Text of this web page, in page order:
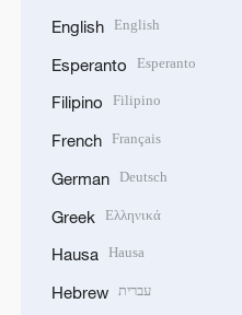
English English
Esperanto Esperanto
Filipino Filipino
French Français
German Deutsch
Greek Ελληνικά
Hausa Hausa
Hebrew עברית